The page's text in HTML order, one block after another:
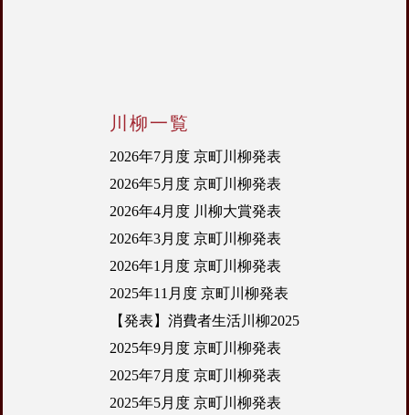
川柳一覧
2026年7月度 京町川柳発表
2026年5月度 京町川柳発表
2026年4月度 川柳大賞発表
2026年3月度 京町川柳発表
2026年1月度 京町川柳発表
2025年11月度 京町川柳発表
【発表】消費者生活川柳2025
2025年9月度 京町川柳発表
2025年7月度 京町川柳発表
2025年5月度 京町川柳発表